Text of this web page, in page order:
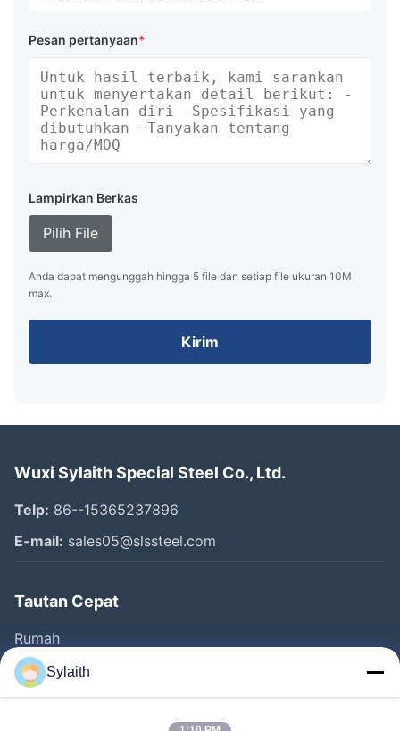
Pesan pertanyaan*
Lampirkan Berkas
Pilih File
Anda dapat mengunggah hingga 5 file dan setiap file ukuran 10M
max.
Kirim
Wuxi Sylaith Special Steel Co., Ltd.
Telp: 86--15365237896
E-mail: sales05@slssteel.com
Tautan Cepat
Rumah
Produk
Video
Sylaith